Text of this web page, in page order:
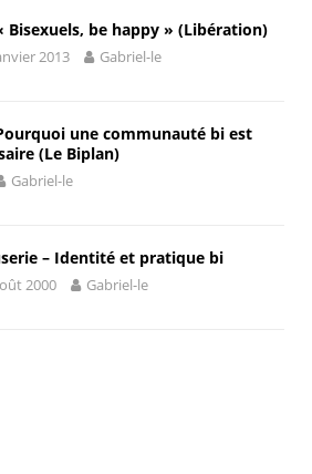
Bisexuels, be happy » (Libération)
2013 Gabriel-le
une communauté bi est
(Le Biplan)
Gabriel-le
– Identité et pratique bi
2000 Gabriel-le